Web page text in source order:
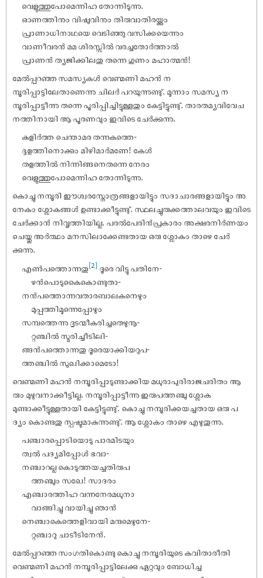
വെളുത്തുപോമെന്നിഹ തോന്നിടുന്നു.
ഓണത്തിനും വി‌ഷുവിനും തിരുവാതിരയ്ക്കും
പ്രാണാധിനാഥയെ വെടിഞ്ഞു വസിക്കയെന്നും
വാണീവരൻ മമ ശിരസ്സിൽ വരച്ചതോർത്താൽ
പ്രാണൻ ത്യജിക്കിലതു തന്നെ ഗുണം മഹാത്മൻ!
മേൽപ്പറഞ്ഞ സമസ്യകൾ വെണ്മണി മഹൻ ന
മ്പൂരിപ്പാട്ടിലേതാണെന്നു ചിലർ പറയുന്നുണ്ടു്. മൂന്നാം സമസ്യ ന
മ്പൂരിപ്പാട്ടീന്നു തന്നെ പൂരിപ്പിച്ചിട്ടുള്ളതും കേട്ടിട്ടുണ്ടു്. താരതമ്യവിവേച
നത്തിനായി ആ പൂരണവും ഇവിടെ ചേർക്കുന്നു.
കുളിർത്ത ചെന്താമര തന്നകത്തെ-
ദ്ദളത്തിനൊക്കും മിഴിമാർമണേ! കേൾ
തളത്തിൽ നിന്നിങ്ങനെതന്നെ നേരം
വെളുത്തുപോമെന്നിഹ തോന്നിടുന്നു.
കൊച്ചു നമ്പൂരി ഈശ്വരസ്തോത്രങ്ങളായിട്ടും സദാചാരങ്ങളായിട്ടും അ
നേകം ശ്ലോകങ്ങൾ ഉണ്ടാക്കീട്ടുണ്ടു്. സ്ഥലച്ചുരുക്കത്താലവയും ഇവിടെ
ചേർക്കാൻ നിവൃത്തിയില്ല. പരൽപേരിൻപ്രകാരം അക്ഷരനിർണയം
ചെയ്തു അർത്ഥം മനസിലാക്കേണ്ടതായ ഒരു ശ്ലോകം താഴെ ചേർ
ക്കുന്നു.
എൺപത്തൊന്നതു[2] ദൂരെ വിട്ടു പതിനേ-
ഴൻപൊടുകൈകൊണ്ടുതാ-
നൻപത്തൊന്നവതാരബാലകനെഴും
മുപ്പത്തിമൂന്നെപ്പോഴും
സമ്പത്തെന്നു ദൃടന്മീകരിച്ചതെഴുനൂ-
റ്റഞ്ചിൽ സ്മരിച്ചീടിലി-
ങ്ങൻപത്തൊന്നതു ദൂരെയാക്കിയറുപ-
ത്തഞ്ചിൽ സുഖിക്കാമെടോ!
വെണ്മണി മഹൻ നമ്പൂരിപ്പാടുണ്ടാക്കിയ മധുരാപുരിരാജചരിതം ആ
രും മുഴുവനാക്കീട്ടില്ല. നമ്പൂരിപ്പാട്ടീന്നു ഇരുപത്തഞ്ചു ശ്ലോക
മുണ്ടാക്കീട്ടുള്ളതായി കേട്ടിട്ടുണ്ടു്. കൊച്ചു നമ്പൂരിക്കയച്ചതായ ഒരു പ
ദ്യം കൊണ്ടതു സ്പഷ്ടമാകുന്നുണ്ടു്. ആ ശ്ലോകം താഴെ എഴുതുന്നു.
പഞ്ചാരപ്പൊടിയൊടു പാരമിടയും
ത്വൽ പദ്യമിപ്പോൾ ഭവാ-
നഞ്ചാറല്ല കൊടുത്തയച്ചതിരുപ
ത്തഞ്ചും സഖേ! സാദരം
എഞ്ചാരത്തിഹ വന്നനേരമധുനാ
വാങ്ങിച്ചു വായിച്ചു ഞാൻ
നെഞ്ചാകെത്തെളിവായി മന്ദമെഴുനേ-
റ്റഞ്ചാറു ചാടീടിനേൻ.
മേൽപ്പറഞ്ഞ സംഗതികൊണ്ടു കൊച്ചു നമ്പൂരിയുടെ കവിതാരീതി
വെണ്മണി മഹൻ നമ്പൂരിപ്പാട്ടിലേക്കു ഏറ്റവും ബോധിച്ച